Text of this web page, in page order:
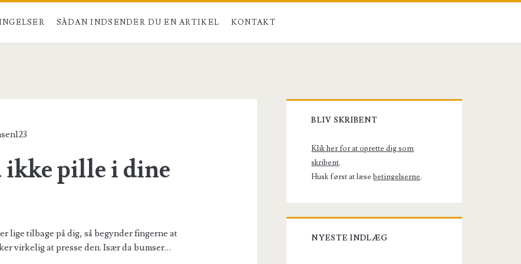
SÅDAN INDSENDER DU EN ARTIKEL KONTAKT
pille i dine
lige tilbage på dig, så begynder fingerne at
virkelig at presse den. Især da bumser…
Primary
Sidebar
BLIV SKRIBENT
Klik her for at oprette dig som
skribent.
Husk først at læsebetingelserne.
NYESTE INDLÆG